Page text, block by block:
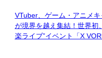
VTuber、ゲーム・アニメ
が境界を越え集結！世界初
楽ライブ”イベント「X